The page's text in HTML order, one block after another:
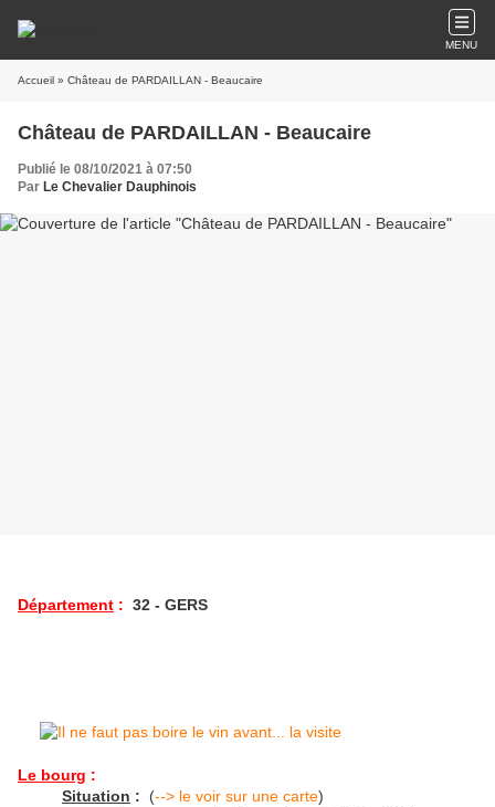
MENU
Accueil » Château de PARDAILLAN - Beaucaire
Château de PARDAILLAN - Beaucaire
Publié le 08/10/2021 à 07:50
Par Le Chevalier Dauphinois
Département : 32 - GERS
Le bourg :
Situation : (--> le voir sur une carte)